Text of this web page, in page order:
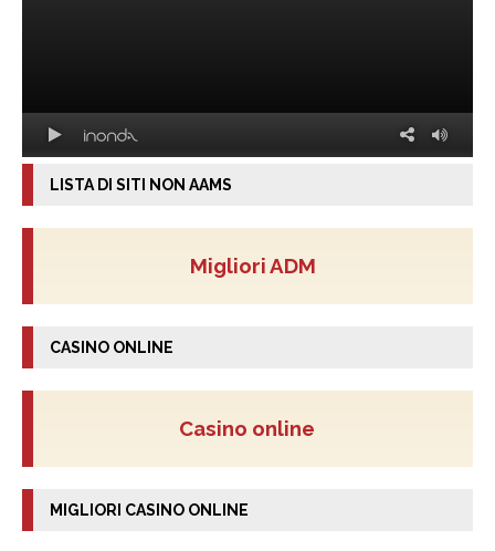
LISTA DI SITI NON AAMS
Migliori ADM
CASINO ONLINE
Casino online
MIGLIORI CASINO ONLINE